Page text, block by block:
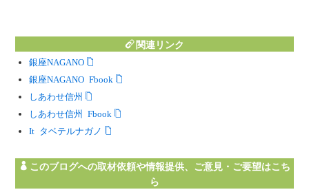
関連リンク
銀座NAGANO
銀座NAGANO Facebook
しあわせ信州
しあわせ信州 Facebook
Instagram タベテルナガノ
このブログへの取材依頼や情報提供、ご意見・ご要望はこち
ら